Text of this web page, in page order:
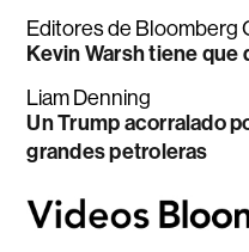
Editores de Bloomberg
Kevin Warsh tiene
Liam Denning
Un Trump acorralado
grandes petroleras